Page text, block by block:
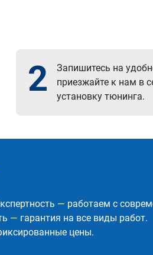
2
Запишитесь на
приезжайте к нам в
установку тюнинга.
— работаем с
— гарантия на все виды работ.
цены.